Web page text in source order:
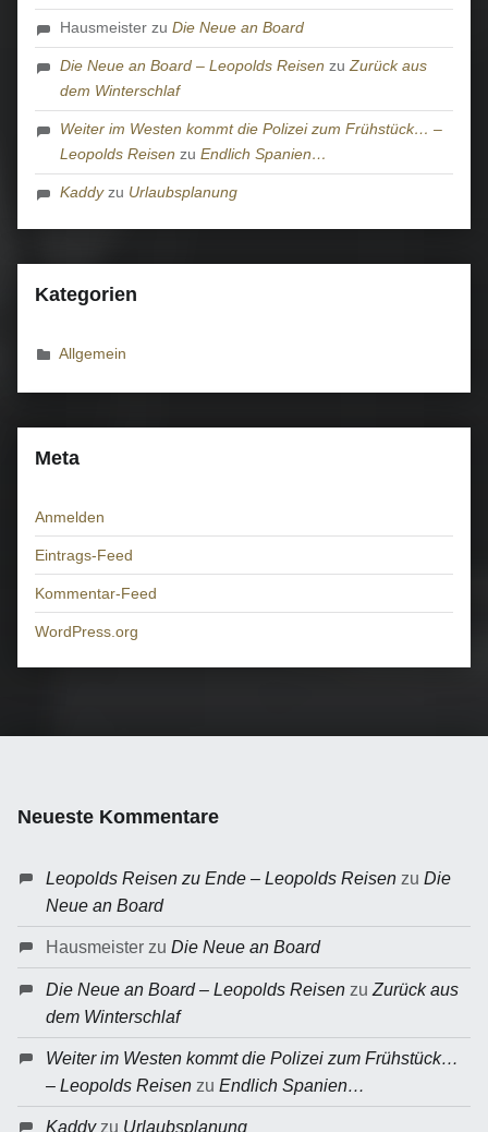
Hausmeister zuDie Neue an Board
Die Neue an Board – Leopolds Reisen zuZurück aus
dem Winterschlaf
Weiter im Westen kommt die Polizei zum Frühstück… –
Leopolds Reisen zuEndlich Spanien…
Kaddyzu Urlaubsplanung
Kategorien
Allgemein
Meta
Anmelden
Eintrags-Feed
Kommentar-Feed
WordPress.org
Neueste Kommentare
Leopolds Reisen zu Ende – Leopolds Reisenzu Die
Neue an Board
Hausmeisterzu Die Neue an Board
Die Neue an Board – Leopolds Reisenzu Zurück aus
dem Winterschlaf
Weiter im Westen kommt die Polizei zum Frühstück…
– Leopolds Reisenzu Endlich Spanien…
Kaddyzu Urlaubsplanung